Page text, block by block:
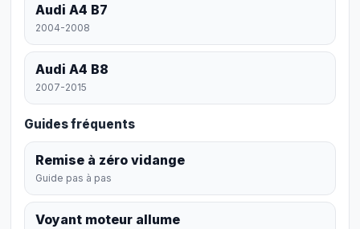
Audi A4 B7
2004-2008
Audi A4 B8
2007-2015
Guides fréquents
Remise à zéro vidange
Guide pas à pas
Voyant moteur allume